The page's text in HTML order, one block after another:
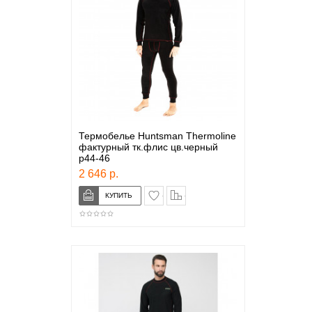
Термобелье Huntsman Thermoline
фактурный тк.флис цв.черный
р44-46
2 646 р.
в закладки